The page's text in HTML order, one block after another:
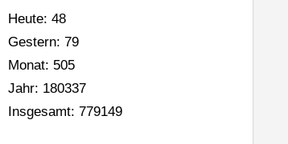
Heute: 48
Gestern: 79
Monat: 505
Jahr: 180337
Insgesamt: 779149